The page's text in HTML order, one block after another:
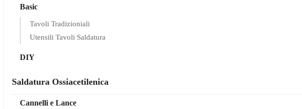
Basic
Tavoli Tradizioniali
Utensili Tavoli Saldatura
DIY
Saldatura Ossiacetilenica
Cannelli e Lance